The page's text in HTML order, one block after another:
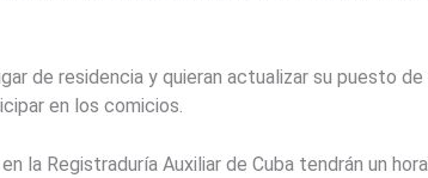
de residencia y quieran actualizar su puesto
en los comicios.
la Registraduría Auxiliar de Cuba tendrán un